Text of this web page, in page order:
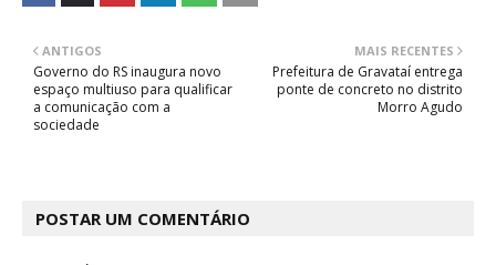
MAIS RECENTES
Prefeitura de Gravataí entrega
ponte de concreto no distrito
Morro Agudo
ANTIGOS
Governo do RS inaugura novo
espaço multiuso para qualificar
a comunicação com a
sociedade
POSTAR UM COMENTÁRIO